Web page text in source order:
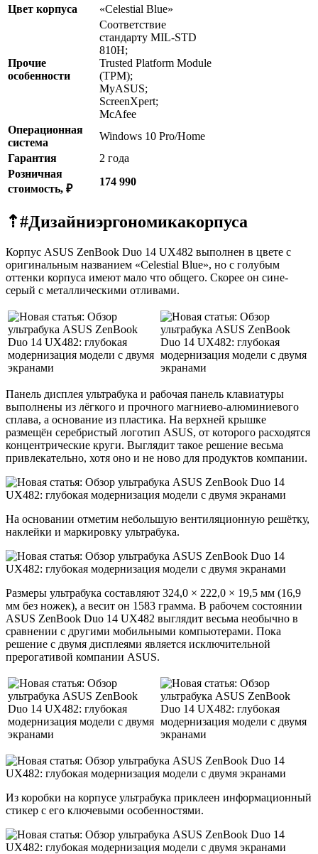
Цвет корпуса «Celestial Blue»
Прочие
особенности
Соответствие
стандарту MIL-STD
810H;
Trusted Platform Module
(TPM);
MyASUS;
ScreenXpert;
McAfee
Операционная
система
Windows 10 Pro/Home
Гарантия
2 года
Розничная
стоимость, ₽
174 990
⇡#Дизайниэргономикакорпуса
Корпус ASUS ZenBook Duo 14 UX482 выполнен в цвете с
оригинальным названием «Celestial Blue», но с голубым
оттенки корпуса имеют мало что общего. Скорее он сине-
серый с металлическими отливами.
Панель дисплея ультрабука и рабочая панель клавиатуры
выполнены из лёгкого и прочного магниево-алюминиевого
сплава, а основание из пластика. На верхней крышке
размещён серебристый логотип ASUS, от которого расходятся
концентрические круги. Выглядит такое решение весьма
привлекательно, хотя оно и не ново для продуктов компании.
На основании отметим небольшую вентиляционную решётку,
наклейки и маркировку ультрабука.
Размеры ультрабука составляют 324,0 × 222,0 × 19,5 мм (16,9
мм без ножек), а весит он 1583 грамма. В рабочем состоянии
ASUS ZenBook Duo 14 UX482 выглядит весьма необычно в
сравнении с другими мобильными компьютерами. Пока
решение с двумя дисплеями является исключительной
прерогативой компании ASUS.
Из коробки на корпусе ультрабука приклеен информационный
стикер с его ключевыми особенностями.